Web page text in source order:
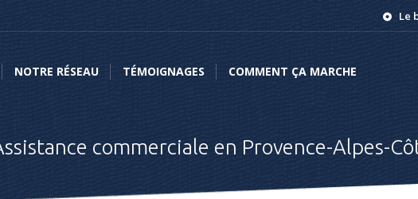
Le
NOTRE RÉSEAU TÉMOIGNAGES COMMENT ÇA MARCHE
commerciale en Provence-Alpes-
RÉSEAU TÉMOIGNAGES COMMENT ÇA MARCHE